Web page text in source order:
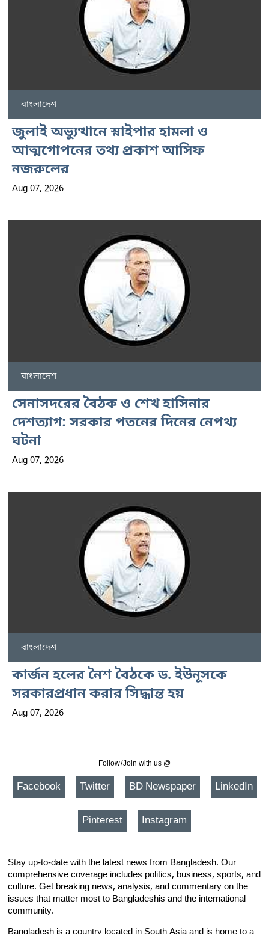
বাংলাদেশ
জুলাই অভ্যুত্থানে স্নাইপার হামলা ও
আত্মগোপনের তথ্য প্রকাশ আসিফ
নজরুলের
Aug 07, 2026
বাংলাদেশ
সেনাসদরের বৈঠক ও শেখ হাসিনার
দেশত্যাগ: সরকার পতনের দিনের নেপথ্য
ঘটনা
Aug 07, 2026
বাংলাদেশ
কার্জন হলের নৈশ বৈঠকে ড. ইউনূসকে
সরকারপ্রধান করার সিদ্ধান্ত হয়
Aug 07, 2026
Follow/Join with us @
Facebook Twitter BD Newspaper LinkedIn
Pinterest Instagram
Stay up-to-date with the latest news from Bangladesh. Our
comprehensive coverage includes politics, business, sports, and
culture. Get breaking news, analysis, and commentary on the
issues that matter most to Bangladeshis and the international
community.